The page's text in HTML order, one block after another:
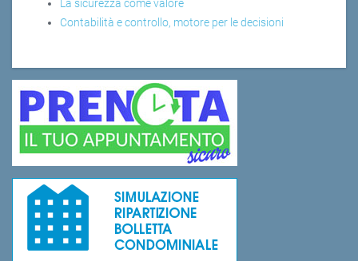
La sicurezza come valore
Contabilità e controllo, motore per le decisioni